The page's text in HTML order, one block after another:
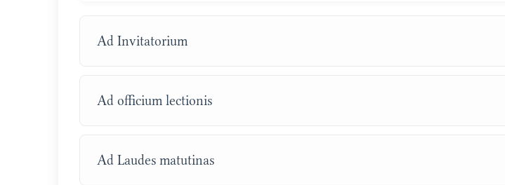
Ad Invitatorium
Ad officium lectionis
Ad Laudes matutinas